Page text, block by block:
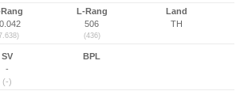
Rang
L-Rang
506
(436)
Land
TH
SV
-
(-)
BPL